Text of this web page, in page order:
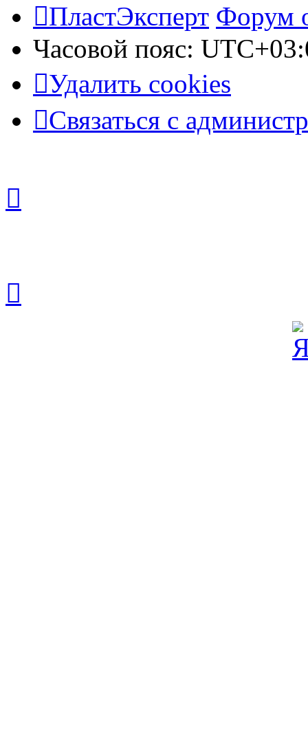
ПластЭксперт Форум
Часовой пояс:
Удалить cookies
Связаться с